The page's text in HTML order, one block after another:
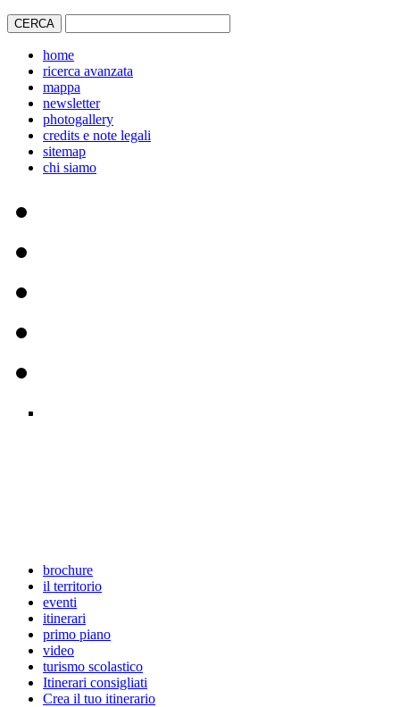
home
ricerca avanzata
mappa
newsletter
photogallery
credits e note legali
sitemap
chi siamo
brochure
il territorio
eventi
itinerari
primo piano
video
turismo scolastico
Itinerari consigliati
Crea il tuo itinerario